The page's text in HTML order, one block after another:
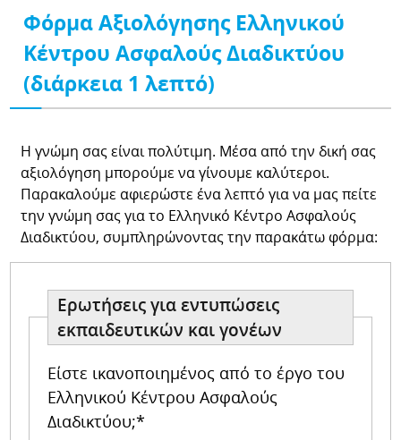
Φόρμα Αξιολόγησης Ελληνικού
Κέντρου Ασφαλούς Διαδικτύου
(διάρκεια 1 λεπτό)
Η γνώμη σας είναι πολύτιμη. Μέσα από την δική σας
αξιολόγηση μπορούμε να γίνουμε καλύτεροι.
Παρακαλούμε αφιερώστε ένα λεπτό για να μας πείτε
την γνώμη σας για το Ελληνικό Κέντρο Ασφαλούς
Διαδικτύου, συμπληρώνοντας την παρακάτω φόρμα:
Ερωτήσεις για εντυπώσεις
εκπαιδευτικών και γονέων
Είστε ικανοποιημένος από το έργο του
Ελληνικού Κέντρου Ασφαλούς
Διαδικτύου;*